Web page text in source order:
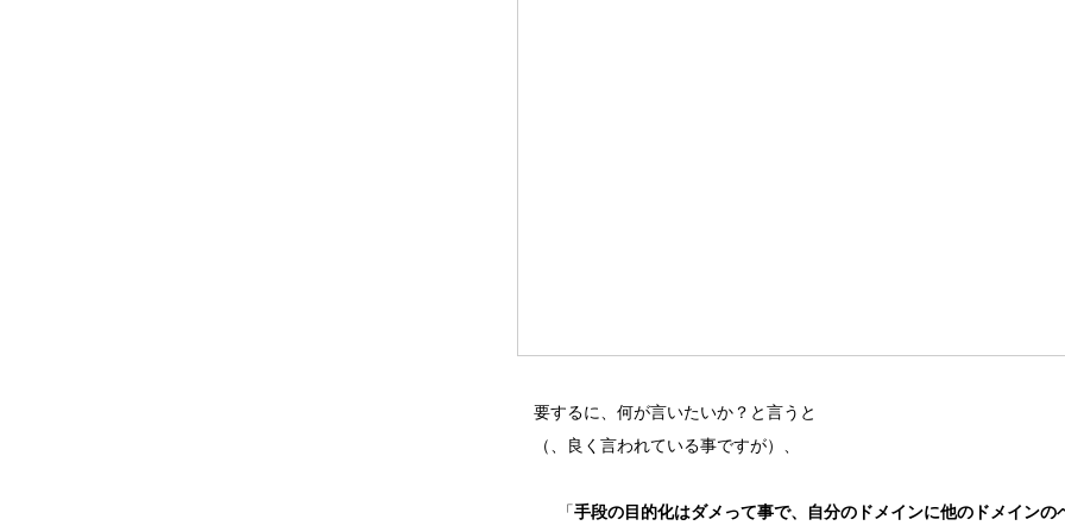
要するに、何が言いたいか？と言うと
（、良く言われている事ですが）、
「手段の目的化はダメって事で、自分のドメインに他のドメインの